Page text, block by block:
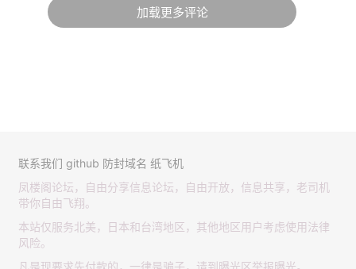
加载更多评论
联系我们 github 防封域名 纸飞机
凤楼阁论坛，自由分享信息论坛，自由开放，信息共享，老司机
带你自由飞翔。
本站仅服务北美，日本和台湾地区，其他地区用户考虑使用法律
风险。
凡是现要求先付款的，一律是骗子，请到曝光区举报曝光。